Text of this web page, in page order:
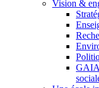
Vision &